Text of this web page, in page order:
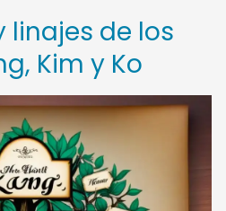
linajes de los
Kim y Ko